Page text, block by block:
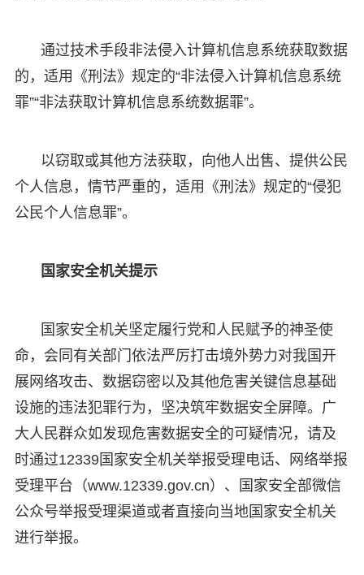
通过技术手段非法侵入计算机信息系统获取数据
的，适用《刑法》规定的“非法侵入计算机信息系统
罪”“非法获取计算机信息系统数据罪”。
以窃取或其他方法获取，向他人出售、提供公民
个人信息，情节严重的，适用《刑法》规定的“侵犯
公民个人信息罪”。
国家安全机关提示
国家安全机关坚定履行党和人民赋予的神圣使
命，会同有关部门依法严厉打击境外势力对我国开
展网络攻击、数据窃密以及其他危害关键信息基础
设施的违法犯罪行为，坚决筑牢数据安全屏障。广
大人民群众如发现危害数据安全的可疑情况，请及
时通过12339国家安全机关举报受理电话、网络举报
受理平台（www.12339.gov.cn）、国家安全部微信
公众号举报受理渠道或者直接向当地国家安全机关
进行举报。